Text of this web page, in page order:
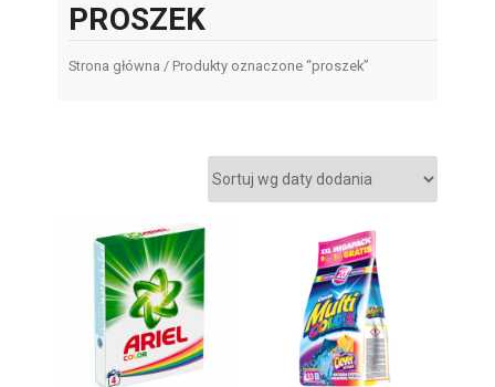
PROSZEK
Strona główna / Produkty oznaczone “proszek”